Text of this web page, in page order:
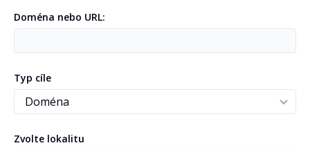
Doména nebo URL:
Typ cíle
Zvolte lokalitu